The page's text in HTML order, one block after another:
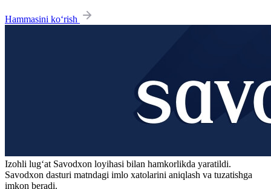
Hammasini ko‘rish
Izohli lugʻat Savodxon loyihasi bilan hamkorlikda yaratildi.
Savodxon dasturi matndagi imlo xatolarini aniqlash va tuzatishga
imkon beradi.